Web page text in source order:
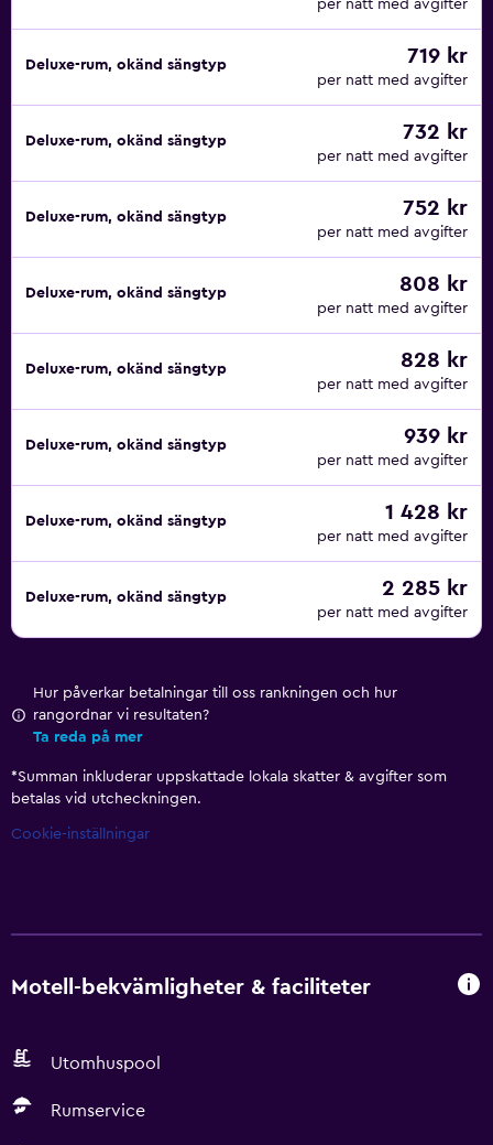
per natt med avgifter
Deluxe-rum, okänd sängtyp 719 kr
per natt med avgifter
Deluxe-rum, okänd sängtyp 732 kr
per natt med avgifter
Deluxe-rum, okänd sängtyp 752 kr
per natt med avgifter
Deluxe-rum, okänd sängtyp 808 kr
per natt med avgifter
Deluxe-rum, okänd sängtyp 828 kr
per natt med avgifter
Deluxe-rum, okänd sängtyp 939 kr
per natt med avgifter
Deluxe-rum, okänd sängtyp 1 428 kr
per natt med avgifter
Deluxe-rum, okänd sängtyp 2 285 kr
per natt med avgifter
Hur påverkar betalningar till oss rankningen och hur
rangordnar vi resultaten?
Ta reda på mer
*Summan inkluderar uppskattade lokala skatter & avgifter som
betalas vid utcheckningen.
Cookie-inställningar
Motell-bekvämligheter & faciliteter
Utomhuspool
Rumservice